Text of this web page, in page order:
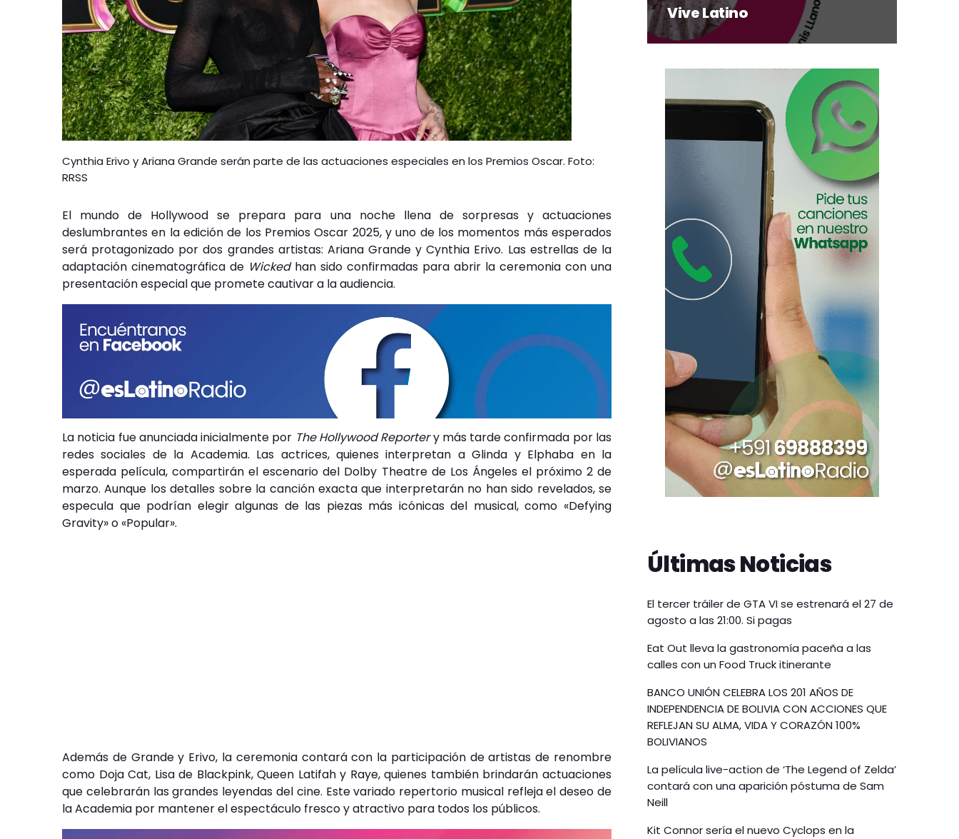
Cynthia Erivo y Ariana Grande serán parte de las actuaciones especiales en los Premios Oscar. Foto:
RRSS
El mundo de Hollywood se prepara para una noche llena de sorpresas y actuaciones
deslumbrantes en la edición de los Premios Oscar 2025, y uno de los momentos más esperados
será protagonizado por dos grandes artistas: Ariana Grande y Cynthia Erivo. Las estrellas de la
adaptación cinematográfica de Wickedhan sido confirmadas para abrir la ceremonia con una
presentación especial que promete cautivar a la audiencia.
La noticia fue anunciada inicialmente por The Hollywood Reportery más tarde confirmada por las
redes sociales de la Academia. Las actrices, quienes interpretan a Glinda y Elphaba en la
esperada película, compartirán el escenario del Dolby Theatre de Los Ángeles el próximo 2 de
marzo. Aunque los detalles sobre la canción exacta que interpretarán no han sido revelados, se
especula que podrían elegir algunas de las piezas más icónicas del musical, como «Defying
Gravity» o «Popular».
Además de Grande y Erivo, la ceremonia contará con la participación de artistas de renombre
como Doja Cat, Lisa de Blackpink, Queen Latifah y Raye, quienes también brindarán actuaciones
que celebrarán las grandes leyendas del cine. Este variado repertorio musical refleja el deseo de
la Academia por mantener el espectáculo fresco y atractivo para todos los públicos.
Vive Latino
Últimas Noticias
El tercer tráiler de GTA VI se estrenará el 27 de
agosto a las 21:00. Si pagas
Eat Out lleva la gastronomía paceña a las
calles con un Food Truck itinerante
BANCO UNIÓN CELEBRA LOS 201 AÑOS DE
INDEPENDENCIA DE BOLIVIA CON ACCIONES QUE
REFLEJAN SU ALMA, VIDA Y CORAZÓN 100%
BOLIVIANOS
La película live-action de ‘The Legend of Zelda’
contará con una aparición póstuma de Sam
Neill
Kit Connor sería el nuevo Cyclops en la